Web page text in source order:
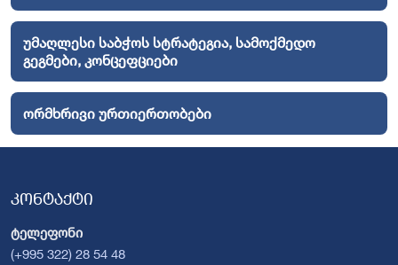
უმაღლესი საბჭოს სტრატეგია, სამოქმედო
გეგმები, კონცეფციები
ორმხრივი ურთიერთობები
კონტაქტი
ტელეფონი
(+995 322) 28 54 48